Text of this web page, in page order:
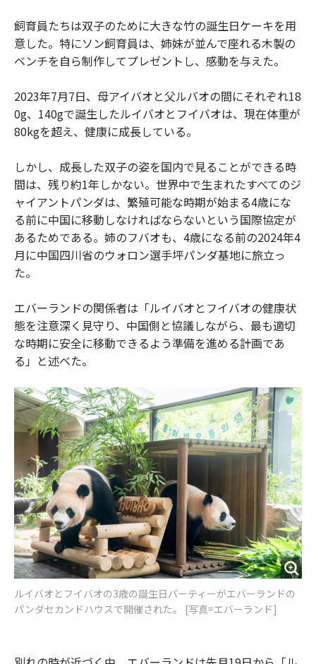
飼育員たちは双子のために大きな竹の誕生日ケーキを用
意した。特にソン飼育員は、姉妹が並んで座れる木製の
ベンチを自ら制作してプレゼントし、感動を与えた。
2023年7月7日、母アイバオと父ルバオの間にそれぞれ18
0g、140gで誕生したルイバオとフイバオは、現在体重が
80kgを超え、健康に成長している。
しかし、成長した双子の姿を国内で見ることができる時
間は、残り約1年しかない。世界中で生まれたすべてのジ
ャイアントパンダは、繁殖可能な時期が始まる4歳にな
る前に中国に移動しなければならないという国際協定が
あるためである。姉のフバオも、4歳になる前の2024年4
月に中国四川省のウォロン選手坪パンダ基地に旅立っ
た。
エバーランドの関係者は「ルイバオとフイバオの健康状
態を注意深く見守り、中国側と協議しながら、最も適切
な時期に安全に移動できるよう準備を進める計画であ
る」と述べた。
ルイバオとフイバオの3歳の誕生日パーティーがエバーランドの
パンダセカンドハウスで開催された。 [写真=エバーランド]